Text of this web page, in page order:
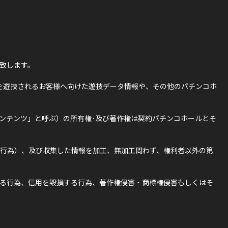
ます。
技されるお客様へ向けた遊技データ情報や、その他のパチンコホ
ンツ」と呼ぶ）の所有権·及び著作権は契約パチンコホールとそ
為）、及び収集した情報を加工、無加工問わず、権利者以外の第
行為、信用を毀損する行為、著作権侵害・商標権侵害もしくはそ